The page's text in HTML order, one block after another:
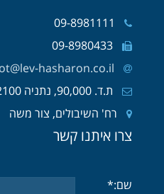
09-8981111
09-8980433
hasharon.co.il
ת.ד. 90,000, נתניה 42100
רח' השיבולים, צור משה
צרו איתנו קשר
שם:*